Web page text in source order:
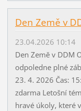
Den Země v
23.04.2026 10:14
Den Země v DDM
odpoledne plné
23. 4. 2026 Čas:
zdarma Letošní
hravé úkoly, které